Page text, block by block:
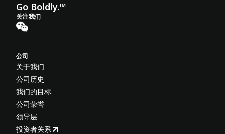
Go Boldly.™
关注我们
公司
关于我们
公司历史
我们的目标
公司荣誉
领导层
投资者关系